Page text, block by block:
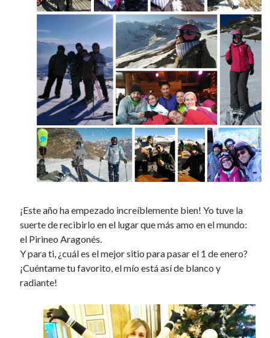
September 2012
July 2012
June 2012
May 2012
April 2012
March 2012
February 2012
January 2012
December 2011
November 2011
October 2011
September 2011
July 2011
June 2011
May 2011
April 2011
March 2011
February 2011
December 2010
October 2010
¡Este año ha empezado increíblemente bien! Yo tuve la
suerte de recibirlo en el lugar que más amo en el mundo:
el Pirineo Aragonés.
Y para ti, ¿cuál es el mejor sitio para pasar el 1 de enero?
¡Cuéntame tu favorito, el mío está así de blanco y
radiante!